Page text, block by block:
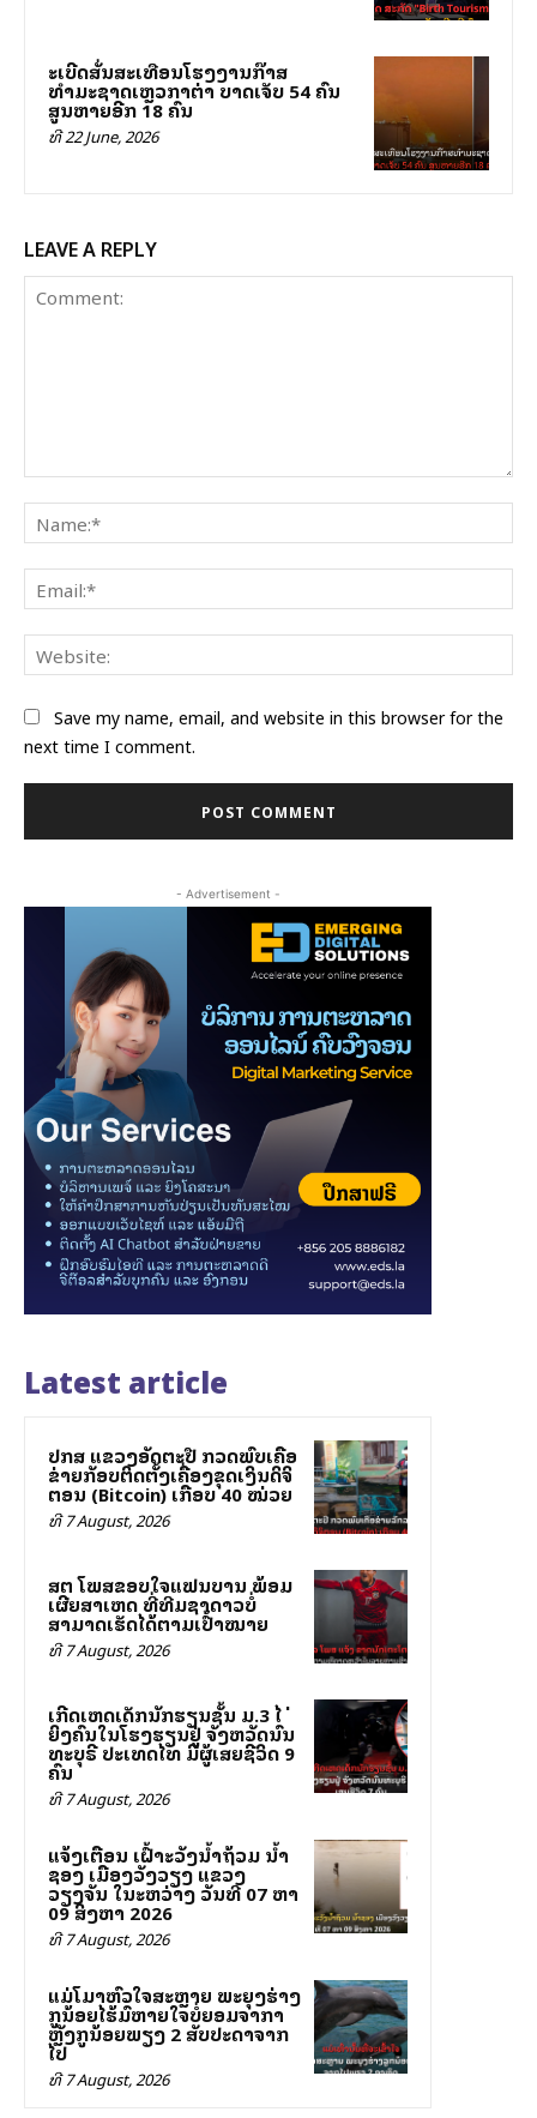
ລະເບີດສັ່ນສະເທືອນໂຮງງານກ໊າສ
ທຳມະຊາດເຫຼວກາຕ່າ ບາດເຈັບ 54 ຄົນ
ສູນຫາຍອີກ 18 ຄົນ
ທີ 22 June, 2026
LEAVE A REPLY
Save my name, email, and website in this browser for the
next time I comment.
- Advertisement -
Latest article
ປກສ ແຂວງອັດຕະປື ກວດພົບເຄືອ
ຂ່າຍລັກລອບຕິດຕັ້ງເຄື່ອງຂຸດເງິນດິຈິ
ຕອນ (Bitcoin) ເກືອບ 40 ໝ່ວຍ
ທີ 7 August, 2026
ສຕລ ໂພສຂອບໃຈແຟນບານ ພ້ອມ
ເຜີຍສາເຫດ ທີ່ທີມຊາດລາວບໍ່
ສາມາດເຮັດໄດ້ຕາມເປົ້າໝາຍ
ທີ 7 August, 2026
ເກີດເຫດເດັກນັກຮຽນຊັ້ນ ມ.3 ໄລ່
ຍິງຄົນໃນໂຮງຮຽນຢູ່ ຈັງຫວັດນົນ
ທະບຸຣີ ປະເທດໄທ ມີຜູ້ເສຍຊີວິດ 9
ຄົນ
ທີ 7 August, 2026
ແຈ້ງເຕືອນ ເຝົ້າລະວັງນ້ຳຖ້ວມ ນ້ຳ
ຊອງ ເມືອງວັງວຽງ ແຂວງ
ວຽງຈັນ ໃນລະຫວ່າງ ວັນທີ 07 ຫາ
09 ສິງຫາ 2026
ທີ 7 August, 2026
ແມ່ໂລມາຫົວໃຈສະຫຼາຍ ພະຍຸງຮ່າງ
ລູກນ້ອຍໄຮ້ລົມຫາຍໃຈບໍ່ຍອມຈາກລາ
ຫຼັງລູກນ້ອຍພຽງ 2 ສັບປະດາຈາກ
ໄປ
ທີ 7 August, 2026